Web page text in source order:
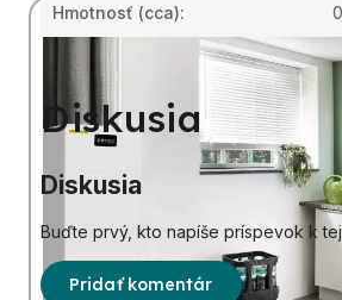
Hmotnosť (cca):
Diskusia
Diskusia
Buďte prvý, kto napíše príspevok k
Pridať komentár